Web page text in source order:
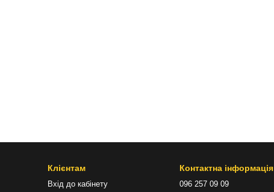
Клієнтам
Вхід до кабінету
Контактна інформація
096 257 09 09